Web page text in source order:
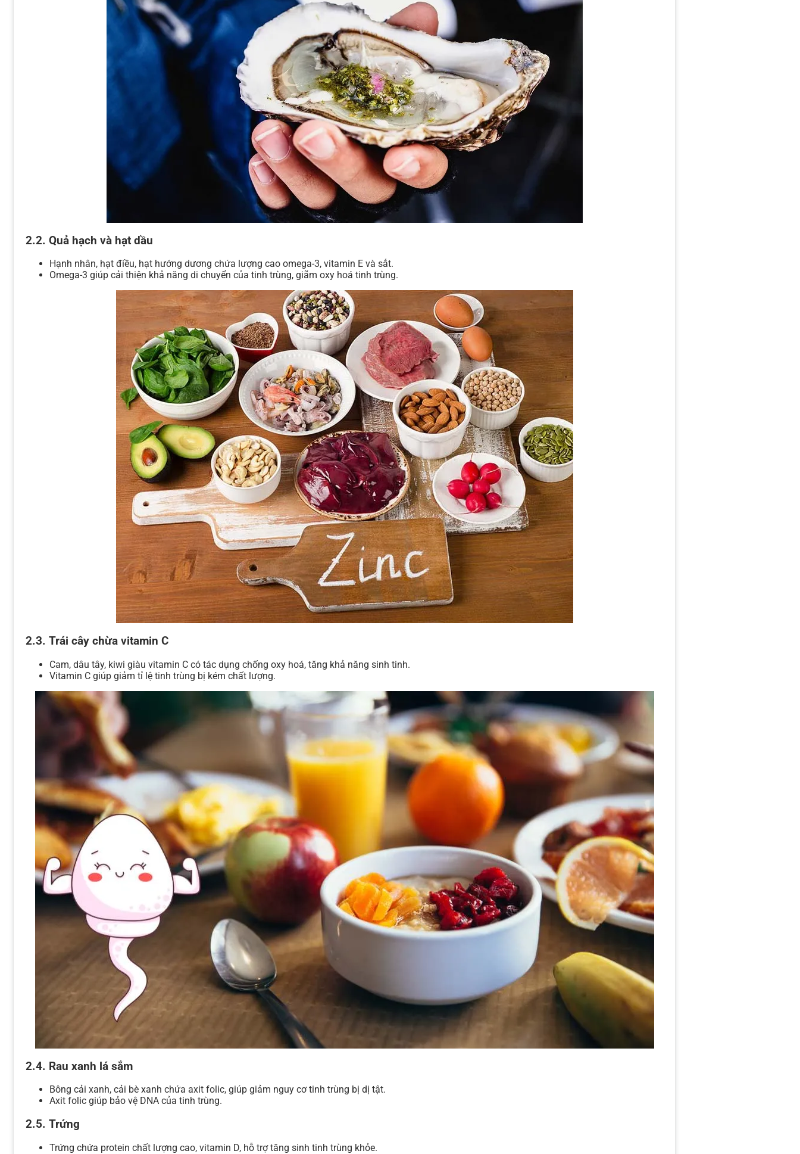
2.2. Quả hạch và hạt dầu
Hạnh nhân, hạt điều, hạt hướng dương chứa lượng cao omega-3, vitamin E và sắt.
Omega-3 giúp cải thiện khả năng di chuyển của tinh trùng, giãm oxy hoá tinh trùng.
2.3. Trái cây chừa vitamin C
Cam, dâu tây, kiwi giàu vitamin C có tác dụng chống oxy hoá, tăng khả năng sinh tinh.
Vitamin C giúp giảm tỉ lệ tinh trùng bị kém chất lượng.
2.4. Rau xanh lá sắm
Bông cải xanh, cải bè xanh chứa axit folic, giúp giảm nguy cơ tinh trùng bị dị tật.
Axit folic giúp bảo vệ DNA của tinh trùng.
2.5. Trứng
Trứng chứa protein chất lượng cao, vitamin D, hỗ trợ tăng sinh tinh trùng khỏe.